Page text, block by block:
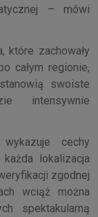
– mówi
które zachowały
całym regionie,
swoiste
intensywnie
cechy
lokalizacja
zgodnej
wciąż można
spektakularną